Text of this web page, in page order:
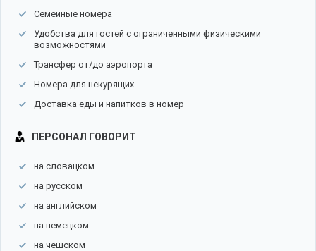
Семейные номера
Удобства для гостей с ограниченными физическими
возможностями
Трансфер от/до аэропорта
Номера для некурящих
Доставка еды и напитков в номер
ПЕРСОНАЛ ГОВОРИТ
на словацком
на русском
на английском
на немецком
на чешском